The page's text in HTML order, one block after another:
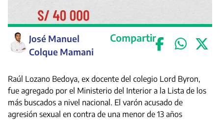
José Manuel
Colque Mamani
Compartir
Raúl Lozano Bedoya, ex docente del colegio Lord Byron,
fue agregado por el Ministerio del Interior a la Lista de los
más buscados a nivel nacional. El varón acusado de
agresión sexual en contra de una menor de 13 años